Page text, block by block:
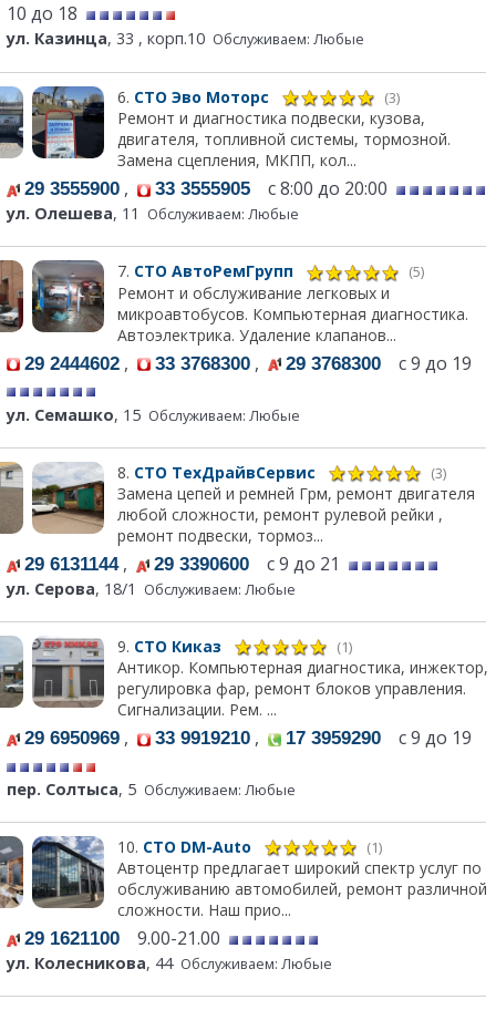
10 до 18
ул. Казинца, 33 , корп.10 Обслуживаем: Любые
6. СТО Эво Моторс (3)
Ремонт и диагностика подвески, кузова,
двигателя, топливной системы, тормозной.
Замена сцепления, МКПП, кол...
29 3555900 , 33 3555905 с 8:00 до 20:00
ул. Олешева, 11 Обслуживаем: Любые
7. СТО АвтоРемГрупп (5)
Ремонт и обслуживание легковых и
микроавтобусов. Компьютерная диагностика.
Автоэлектрика. Удаление клапанов...
29 2444602 , 33 3768300 , 29 3768300 с 9 до 19
ул. Семашко, 15 Обслуживаем: Любые
8. СТО ТехДрайвСервис (3)
Замена цепей и ремней Грм, ремонт двигателя
любой сложности, ремонт рулевой рейки ,
ремонт подвески, тормоз...
29 6131144, 29 3390600 с 9 до 21
ул. Серова, 18/1 Обслуживаем: Любые
9. СТО Киказ (1)
Антикор. Компьютерная диагностика, инжектор,
регулировка фар, ремонт блоков управления.
Сигнализации. Рем. ...
29 6950969 , 33 9919210 , 17 3959290 с 9 до 19
пер. Солтыса, 5 Обслуживаем: Любые
10. СТО DM-Auto (1)
Автоцентр предлагает широкий спектр услуг по
обслуживанию автомобилей, ремонт различной
сложности. Наш прио...
29 1621100 9.00-21.00
ул. Колесникова, 44 Обслуживаем: Любые